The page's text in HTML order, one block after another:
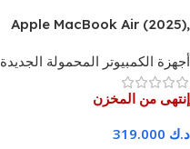
Apple MacBook Air (2025),
RAM, 512 GB SSD, Sky Blue –
1 Year Warranty
أجهزة الكمبيوتر المحمولة الجديدة
إنتهى من المخزن
د.ك